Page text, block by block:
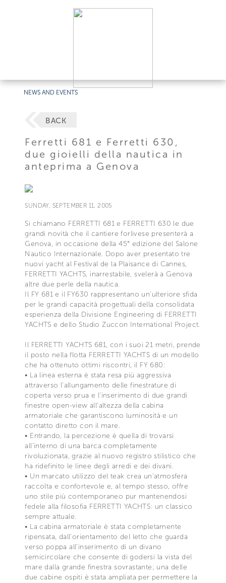
NEWS AND EVENTS
BACK
Ferretti 681 e Ferretti 630,
due gioielli della nautica in
anteprima a Genova
SUNDAY, SEPTEMBER 11, 2005
Si chiamano FERRETTI 681 e FERRETTI 630 le due
grandi novità che il cantiere forlivese presenterà a
Genova, in occasione della 45° edizione del Salone
Nautico Internazionale. Dopo aver presentato tre
nuovi yacht al Festival de la Plaisance di Cannes,
FERRETTI YACHTS, inarrestabile, svelerà a Genova
altre due perle della nautica.
Il FY 681 e il FY630 rappresentano un'ulteriore sfida
per le grandi capacità progettuali della consolidata
esperienza della Divisione Engineering di FERRETTI
YACHTS e dello Studio Zuccon International Project.
Il FERRETTI YACHTS 681, con i suoi 21 metri, prende
il posto nella flotta FERRETTI YACHTS di un modello
che ha ottenuto ottimi riscontri, il FY 680:
• La linea esterna è stata resa più aggressiva
attraverso l'allungamento delle finestrature di
coperta verso prua e l'inserimento di due grandi
finestre open-view all'altezza della cabina
armatoriale che garantiscono luminosità e un
contatto diretto con il mare.
• Entrando, la percezione è quella di trovarsi
all'interno di una barca completamente
rivoluzionata, grazie al nuovo registro stilistico che
ha ridefinito le linee degli arredi e dei divani.
• Un marcato utilizzo del teak crea un'atmosfera
raccolta e confortevole e, al tempo stesso, offre
uno stile più contemporaneo pur mantenendosi
fedele alla filosofia FERRETTI YACHTS: un classico
sempre attuale.
• La cabina armatoriale è stata completamente
ripensata, dall'orientamento del letto che guarda
verso poppa all'inserimento di un divano
semicircolare che consente di godersi la vista del
mare dalla grande finestra sovrastante; una delle
due cabine ospiti è stata ampliata per permettere la